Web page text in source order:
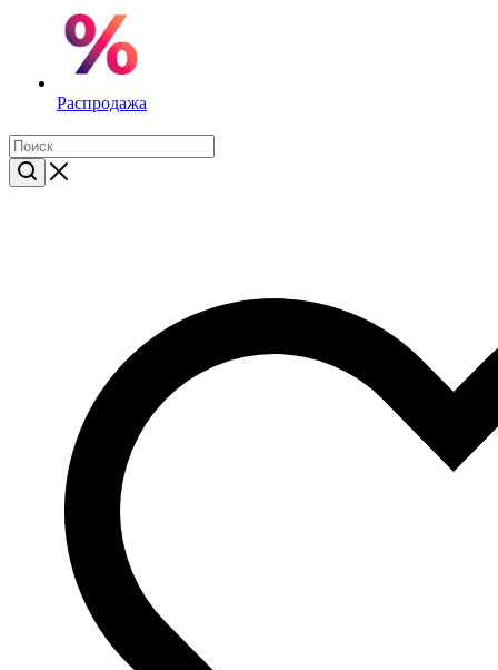
Распродажа